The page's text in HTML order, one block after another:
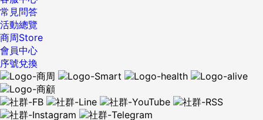
常見問答
活動總覽
商周Store
會員中心
序號兌換